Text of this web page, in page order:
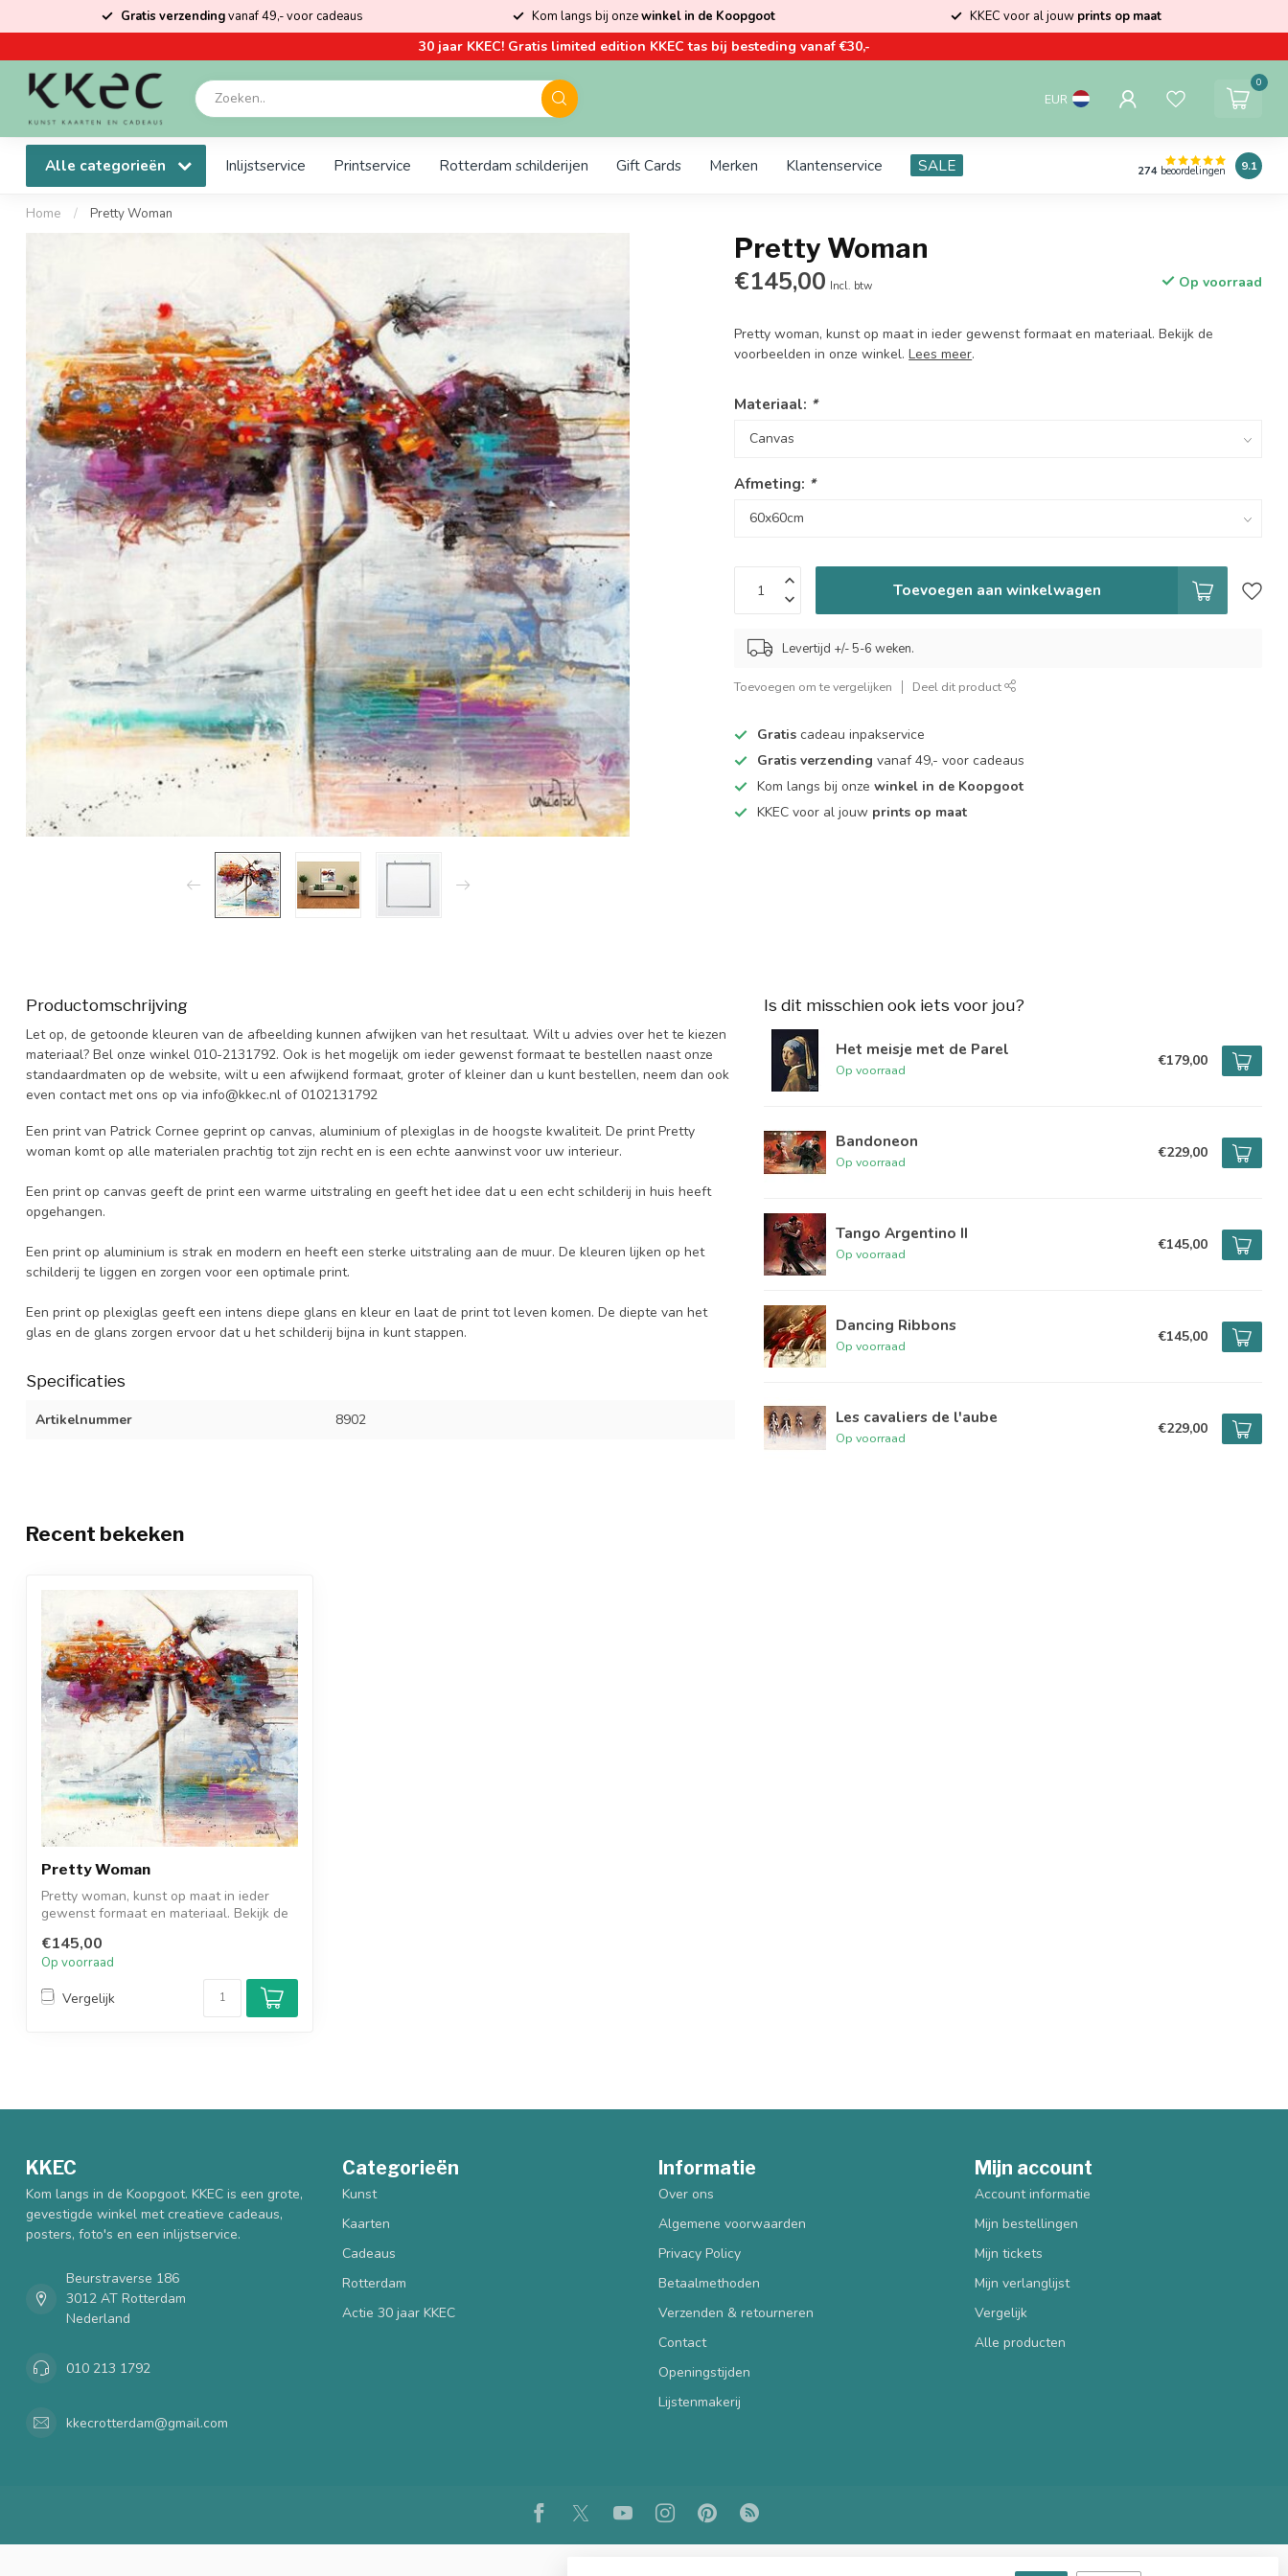
Gratis verzendingvanaf 49,- voor cadeaus Kom langs bij onzewinkel in de Koopgoot KKEC voor al jouw prints op maat
30 jaar KKEC! Gratis limited edition KKEC tas bij besteding vanaf €30,-
EUR
0
Alle categorieën Inlijstservice Printservice Rotterdam schilderijen Gift Cards Merken Klantenservice SALE 274 beoordelingen 9.1
Home / Pretty Woman
Pretty Woman
€145,00 Incl. btw Op voorraad
Pretty woman, kunst op maat in ieder gewenst formaat en materiaal. Bekijk de
voorbeelden in onze winkel.Lees meer.
Materiaal: *
Afmeting: *
Toevoegen aan winkelwagen
Levertijd +/- 5-6 weken.
Toevoegen om te vergelijken Deel dit product
Gratis cadeau inpakservice
Gratis verzending vanaf 49,- voor cadeaus
Kom langs bij onzewinkel in de Koopgoot
KKEC voor al jouw prints op maat
Productomschrijving
Let op, de getoonde kleuren van de afbeelding kunnen afwijken van het resultaat. Wilt u advies over het te kiezen
materiaal? Bel onze winkel 010-2131792. Ook is het mogelijk om ieder gewenst formaat te bestellen naast onze
standaardmaten op de website, wilt u een afwijkend formaat, groter of kleiner dan u kunt bestellen, neem dan ook
even contact met ons op via info@kkec.nl of 0102131792
Een print van Patrick Cornee geprint op canvas, aluminium of plexiglas in de hoogste kwaliteit. De print Pretty
woman komt op alle materialen prachtig tot zijn recht en is een echte aanwinst voor uw interieur.
Een print op canvas geeft de print een warme uitstraling en geeft het idee dat u een echt schilderij in huis heeft
opgehangen.
Een print op aluminium is strak en modern en heeft een sterke uitstraling aan de muur. De kleuren lijken op het
schilderij te liggen en zorgen voor een optimale print.
Een print op plexiglas geeft een intens diepe glans en kleur en laat de print tot leven komen. De diepte van het
glas en de glans zorgen ervoor dat u het schilderij bijna in kunt stappen.
Specificaties
Artikelnummer 8902
Is dit misschien ook iets voor jou?
Het meisje met de Parel
Op voorraad
€179,00
Bandoneon
Op voorraad
€229,00
Tango Argentino II
Op voorraad
€145,00
Dancing Ribbons
Op voorraad
€145,00
Les cavaliers de l'aube
Op voorraad
€229,00
Recent bekeken
Pretty Woman
Pretty woman, kunst op maat in ieder
gewenst formaat en materiaal. Bekijk de
€145,00
Op voorraad
Vergelijk
KKEC
Kom langs in de Koopgoot. KKEC is een grote,
gevestigde winkel met creatieve cadeaus,
posters, foto's en een inlijstservice.
Beurstraverse 186
3012 AT Rotterdam
Nederland
010 213 1792
kkecrotterdam@gmail.com
Categorieën
Kunst
Kaarten
Cadeaus
Rotterdam
Actie 30 jaar KKEC
Informatie
Over ons
Algemene voorwaarden
Privacy Policy
Betaalmethoden
Verzenden & retourneren
Contact
Openingstijden
Lijstenmakerij
Mijn account
Account informatie
Mijn bestellingen
Mijn tickets
Mijn verlanglijst
Vergelijk
Alle producten